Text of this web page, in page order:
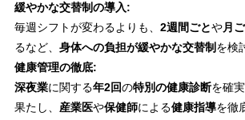
緩やかな交替制の導入:
毎週シフトが変わるよりも、 2週間ごとや月
るなど、 身体への負担が緩やかな交替制 を検
健康管理の徹底:
深夜業に関する年2回の特別の健康診断を確
果たし、 産業医や保健師による健康指導を徹